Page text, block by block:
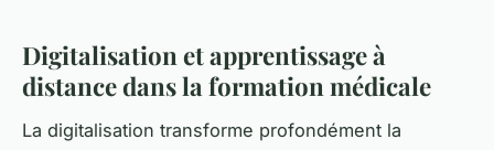
Digitalisation et apprentissage à
distance dans la formation médicale
La digitalisation transforme profondément la